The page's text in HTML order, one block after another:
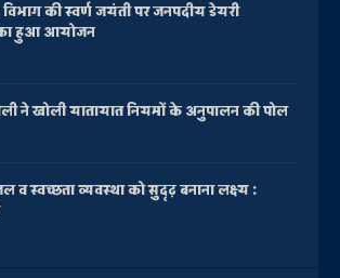
की स्वर्ण जयंती पर जनपदीय डेयरी
हुआ आयोजन
ने खोली यातायात नियमों के अनुपालन की पोल
व स्वच्छता व्यवस्था को सुदृढ़ बनाना लक्ष्य :